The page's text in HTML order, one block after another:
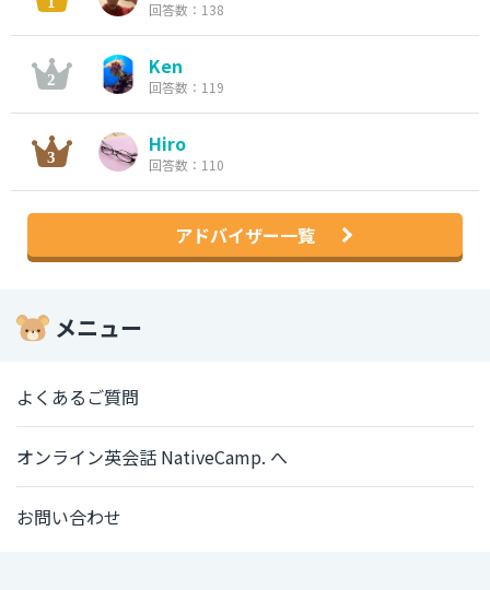
回答数：138
Ken
回答数：119
Hiro
回答数：110
アドバイザー一覧
メニュー
よくあるご質問
オンライン英会話 NativeCamp. へ
お問い合わせ